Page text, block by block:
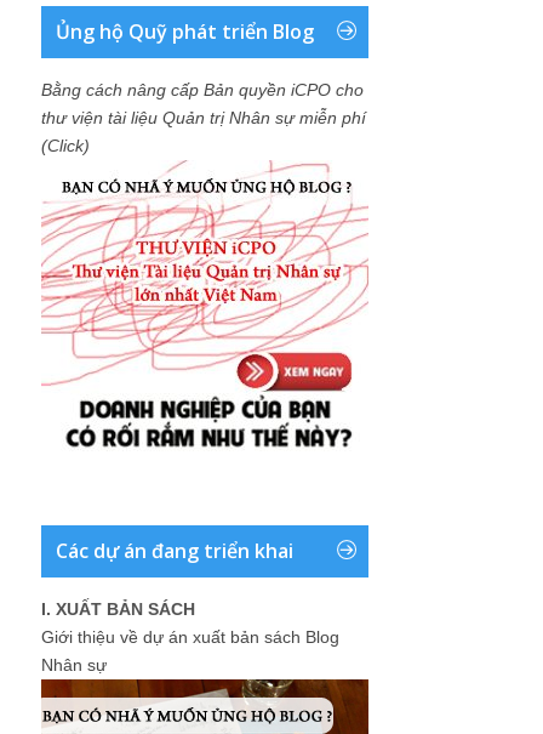
Ủng hộ Quỹ phát triển Blog
Bằng cách nâng cấp Bản quyền iCPO cho
thư viện tài liệu Quản trị Nhân sự miễn phí
(Click)
Các dự án đang triển khai
I. XUẤT BẢN SÁCH
Giới thiệu về dự án xuất bản sách Blog
Nhân sự